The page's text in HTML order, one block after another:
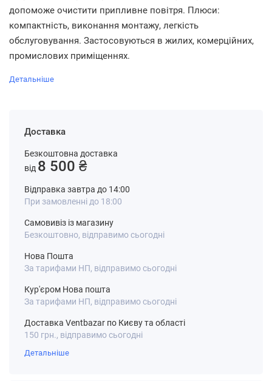
допоможе очистити припливне повітря. Плюси:
компактність, виконання монтажу, легкість
обслуговування. Застосовуються в жилих, комерційних,
промислових приміщеннях.
Детальніше
Доставка
Безкоштовна доставка
від 8 500 ₴
Відправка завтра до 14:00
При замовленні до 18:00
Самовивіз із магазину
Безкоштовно, відправимо сьогодні
Нова Пошта
За тарифами НП, відправимо сьогодні
Кур'єром Нова пошта
За тарифами НП, відправимо сьогодні
Доставка Ventbazar по Києву та області
150 грн., відправимо сьогодні
Детальніше